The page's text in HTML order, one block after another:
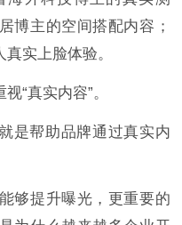
博主的空间搭配内容；
实上脸体验。
“真实内容”。
是帮助品牌通过真实内
够提升曝光，更重要的